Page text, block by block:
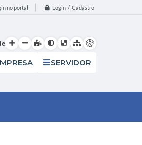
no portal Login / Cadastro
SERVIDOR